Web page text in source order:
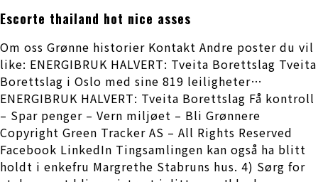
Escorte thailand hot nice asses
Om oss Grønne historier Kontakt Andre poster du vil
like: ENERGIBRUK HALVERT: Tveita Borettslag Tveita
Borettslag i Oslo med sine 819 leiligheter…
ENERGIBRUK HALVERT: Tveita Borettslag Få kontroll
– Spar penger – Vern miljøet – Bli Grønnere
Copyright Green Tracker AS – All Rights Reserved
Facebook LinkedIn Tingsamlingen kan også ha blitt
holdt i enkefru Margrethe Stabruns hus. 4) Sørg for